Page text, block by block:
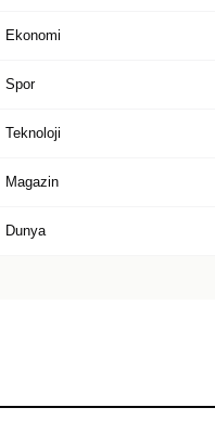
Ekonomi
Spor
Teknoloji
Magazin
Dunya